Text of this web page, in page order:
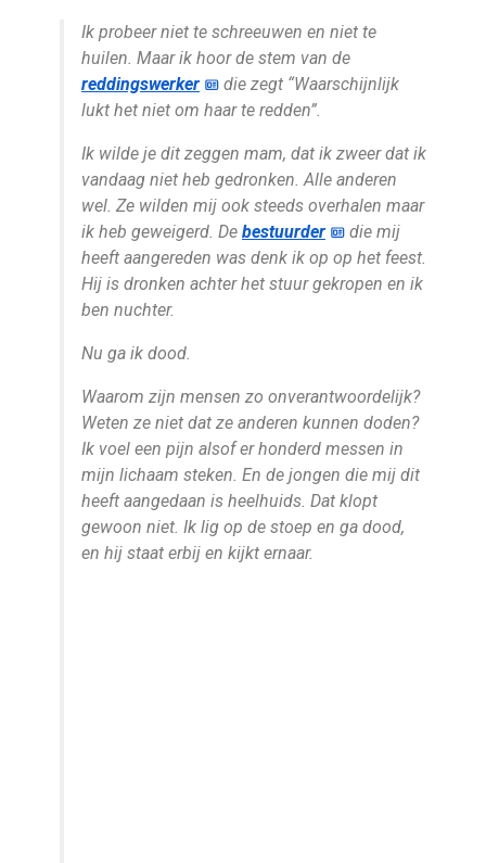
Ik probeer niet te schreeuwen en niet te
huilen. Maar ik hoor de stem van de
reddingswerker
die zegt “Waarschijnlijk
lukt het niet om haar te redden”.
Ik wilde je dit zeggen mam, dat ik zweer dat ik
vandaag niet heb gedronken. Alle anderen
wel. Ze wilden mij ook steeds overhalen maar
ik heb geweigerd. De bestuurder
die mij
heeft aangereden was denk ik op op het feest.
Hij is dronken achter het stuur gekropen en ik
ben nuchter.
Nu ga ik dood.
Waarom zijn mensen zo onverantwoordelijk?
Weten ze niet dat ze anderen kunnen doden?
Ik voel een pijn alsof er honderd messen in
mijn lichaam steken. En de jongen die mij dit
heeft aangedaan is heelhuids. Dat klopt
gewoon niet. Ik lig op de stoep en ga dood,
en hij staat erbij en kijkt ernaar.